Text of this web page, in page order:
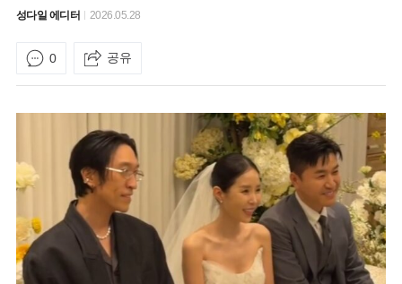
성다일 에디터 2026.05.28
0 공유